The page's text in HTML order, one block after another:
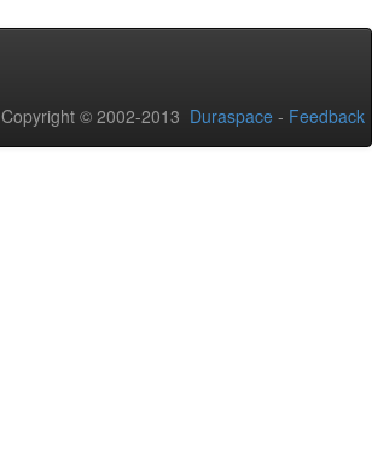
Copyright © 2002-2013 Duraspace - Feedback